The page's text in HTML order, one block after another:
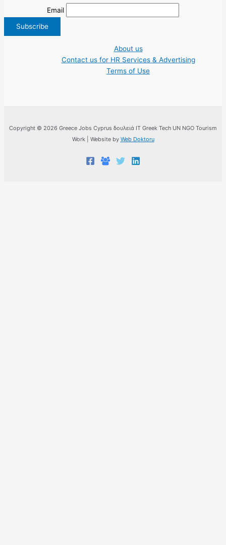
Email
About us
Contact us for HR Services & Advertising
Terms of Use
Copyright © 2026 Greece Jobs Cyprus δουλειά IT Greek Tech UN NGO Tourism
Work | Website by Web Doktoru